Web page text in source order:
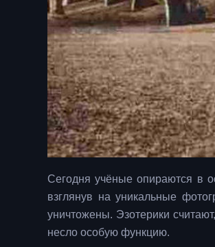
Сегодня учёные опираются в
взглянув на уникальные
уничтожены. Эзотерики
несло особую функцию.